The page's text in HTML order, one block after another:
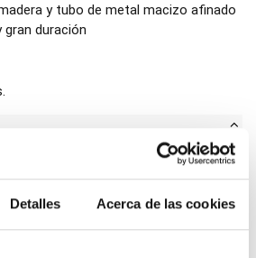
Detalles Acerca de las cookies
y tubo de metal macizo afinado
gran duración
Añadir al carrito